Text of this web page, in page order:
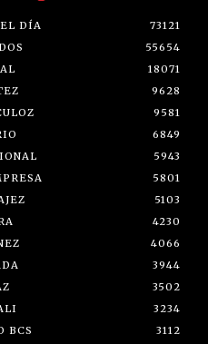
DÍA
73121
55654
18071
9628
9581
6849
5943
5801
5103
4230
4066
3944
3502
3234
BCS
3112